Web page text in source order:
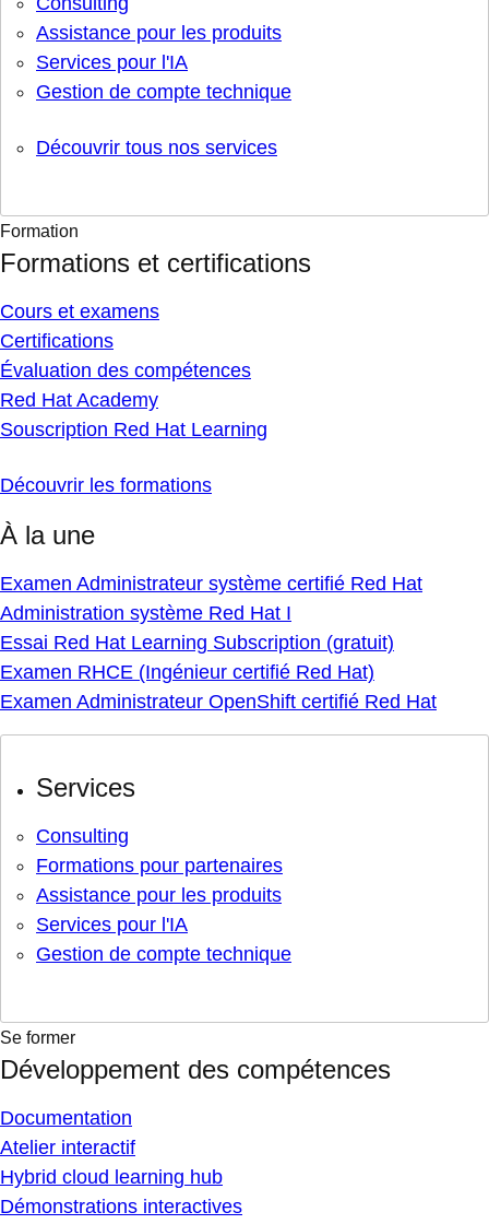
Assistance pour les produits
Services pour l'IA
Gestion de compte technique
Découvrir tous nos services
Formation
Formations et certifications
Cours et examens
Certifications
Évaluation des compétences
Red Hat Academy
Souscription Red Hat Learning
Découvrir les formations
À la une
Examen Administrateur système certifié Red Hat
Administration système Red Hat I
Essai Red Hat Learning Subscription (gratuit)
Examen RHCE (Ingénieur certifié Red Hat)
Examen Administrateur OpenShift certifié Red Hat
Services
Consulting
Formations pour partenaires
Assistance pour les produits
Services pour l'IA
Gestion de compte technique
Se former
Développement des compétences
Documentation
Atelier interactif
Hybrid cloud learning hub
Démonstrations interactives